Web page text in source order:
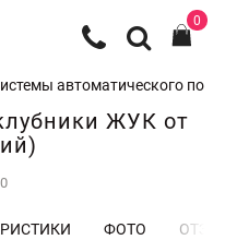
0
автоматического
ЖУК от
ФОТО